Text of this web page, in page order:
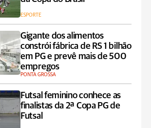
ESPORTE
Gigante dos alimentos
constrói fábrica de RS 1 bilhão
em PG e prevê mais de 500
empregos
PONTA GROSSA
Futsal feminino conhece as
finalistas da 2ª Copa PG de
Futsal